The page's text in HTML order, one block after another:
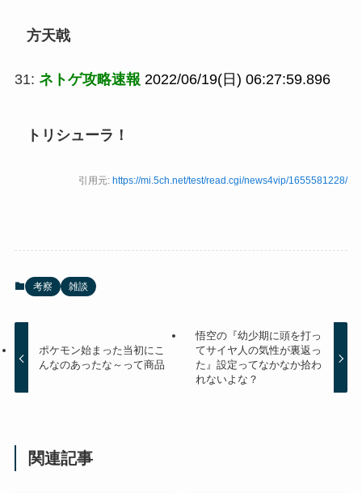
方天戟
31: ネトゲ攻略速報 2022/06/19(日) 06:27:59.896
トリシューラ！
引用元: https://mi.5ch.net/test/read.cgi/news4vip/1655581228/
考察 雑談
ポケモン始まった当初にこ
んなのあったな～って商品
悟空の『幼少期に頭を打っ
てサイヤ人の気性が裏返っ
た』設定ってなかなか拾わ
れないよな？
関連記事